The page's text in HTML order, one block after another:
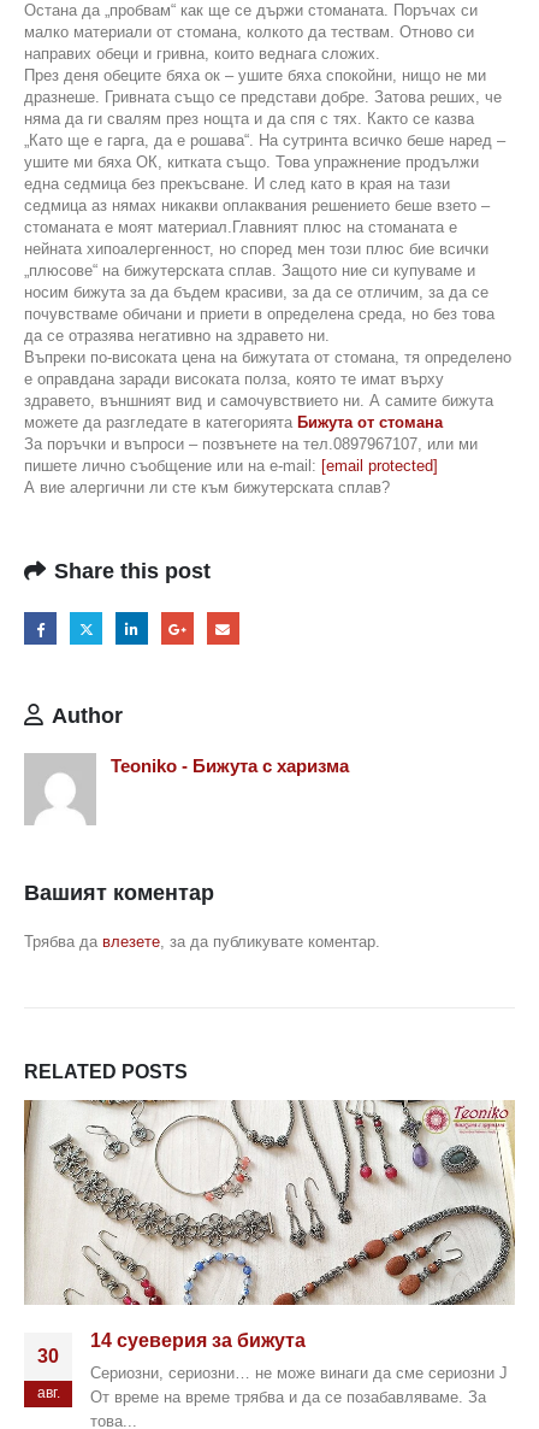
Остана да „пробвам“ как ще се държи стоманата. Поръчах си
малко материали от стомана, колкото да тествам. Отново си
направих обеци и гривна, които веднага сложих.
През деня обеците бяха ок – ушите бяха спокойни, нищо не ми
дразнеше. Гривната също се представи добре. Затова реших, че
няма да ги свалям през нощта и да спя с тях. Както се казва
„Като ще е гарга, да е рошава“. На сутринта всичко беше наред –
ушите ми бяха ОК, китката също. Това упражнение продължи
една седмица без прекъсване. И след като в края на тази
седмица аз нямах никакви оплаквания решението беше взето –
стоманата е моят материал.Главният плюс на стоманата е
нейната хипоалергенност, но според мен този плюс бие всички
„плюсове“ на бижутерската сплав. Защото ние си купуваме и
носим бижута за да бъдем красиви, за да се отличим, за да се
почувстваме обичани и приети в определена среда, но без това
да се отразява негативно на здравето ни.
Въпреки по-високата цена на бижутата от стомана, тя определено
е оправдана заради високата полза, която те имат върху
здравето, външният вид и самочувствието ни. А самите бижута
можете да разгледате в категорията Бижута от стомана
За поръчки и въпроси – позвънете на тел.0897967107, или ми
пишете лично съобщение или на e-mail: [email protected]
А вие алергични ли сте към бижутерската сплав?
Share this post
Author
Teoniko - Бижута с харизма
Вашият коментар
Трябва да влезете , за да публикувате коментар.
RELATED POSTS
30
авг.
14 суеверия за бижута
Сериозни, сериозни… не може винаги да сме сериозни J
От време на време трябва и да се позабавляваме. За
това...